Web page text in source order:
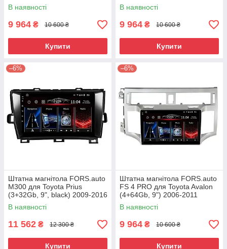
В наявності
9 964 ₴ 10 600 ₴
Купити
В наявності
9 964 ₴ 10 600 ₴
Купити
–6%
Штатна магнітола FORS.auto
М300 для Toyota Prius
(3+32Gb, 9", black) 2009-2016
В наявності
11 562 ₴ 12 300 ₴
Купити
–6%
Штатна магнітола FORS.auto
FS 4 PRO для Toyota Avalon
(4+64Gb, 9") 2006-2011
В наявності
9 964 ₴ 10 600 ₴
Купити